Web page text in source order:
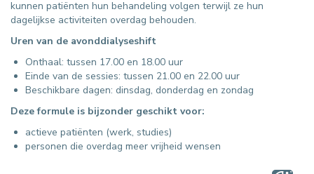
kunnen patiënten hun behandeling volgen terwijl ze hun
dagelijkse activiteiten overdag behouden.
Uren van de avonddialyseshift
Onthaal: tussen 17.00 en 18.00 uur
Einde van de sessies: tussen 21.00 en 22.00 uur
Beschikbare dagen: dinsdag, donderdag en zondag
Deze formule is bijzonder geschikt voor:
actieve patiënten (werk, studies)
personen die overdag meer vrijheid wensen